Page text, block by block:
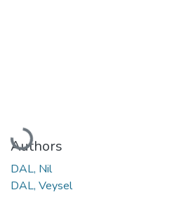
Loading...
Authors
DAL, Nil
DAL, Veysel